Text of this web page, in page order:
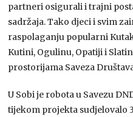
partneri osigurali i trajni
sadržaja. Tako djeci i svim
raspolaganju popularni
Kutini, Ogulinu, Opatiji i
prostorijama Saveza
U Sobi je robota u Savezu
tijekom projekta sudjelovalo